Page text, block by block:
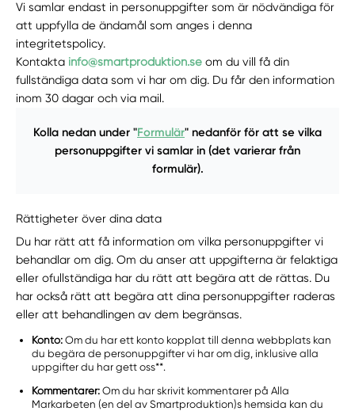
Vi samlar endast in personuppgifter som är nödvändiga för
att uppfylla de ändamål som anges i denna
integritetspolicy.
Kontakta info@smartproduktion.se om du vill få din
fullständiga data som vi har om dig. Du får den information
inom 30 dagar och via mail.
Kolla nedan under "Formulär" nedanför för att se vilka
personuppgifter vi samlar in (det varierar från
formulär).
Rättigheter över dina data
Du har rätt att få information om vilka personuppgifter vi
behandlar om dig. Om du anser att uppgifterna är felaktiga
eller ofullständiga har du rätt att begära att de rättas. Du
har också rätt att begära att dina personuppgifter raderas
eller att behandlingen av dem begränsas.
Konto:Om du har ett konto kopplat till denna webbplats kan
du begära de personuppgifter vi har om dig, inklusive alla
uppgifter du har gett oss**.
Kommentarer:Om du har skrivit kommentarer på Alla
Markarbeten (en del av Smartproduktion)s hemsida kan du